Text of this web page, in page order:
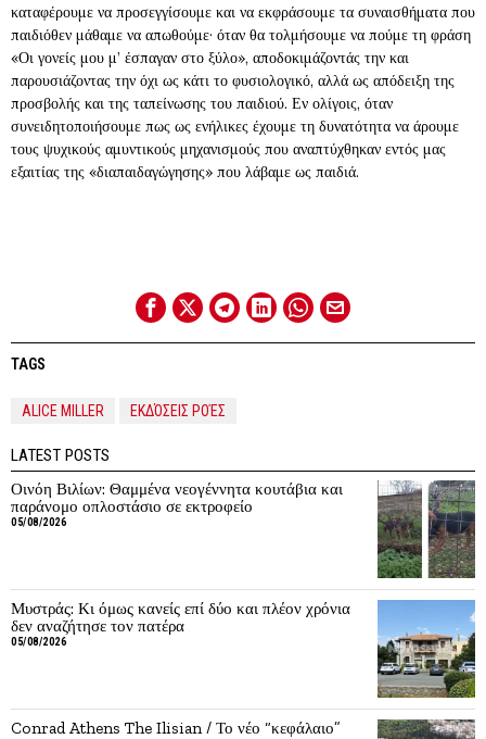
καταφέρουμε να προσεγγίσουμε και να εκφράσουμε τα συναισθήματα που
παιδιόθεν μάθαμε να απωθούμε· όταν θα τολμήσουμε να πούμε τη φράση
«Οι γονείς μου μ’ έσπαγαν στο ξύλο», αποδοκιμάζοντάς την και
παρουσιάζοντας την όχι ως κάτι το φυσιολογικό, αλλά ως απόδειξη της
προσβολής και της ταπείνωσης του παιδιού. Εν ολίγοις, όταν
συνειδητοποιήσουμε πως ως ενήλικες έχουμε τη δυνατότητα να άρουμε
τους ψυχικούς αμυντικούς μηχανισμούς που αναπτύχθηκαν εντός μας
εξαιτίας της «διαπαιδαγώγησης» που λάβαμε ως παιδιά.
TAGS
ALICE MILLER ΕΚΔΌΣΕΙΣ ΡΟΈΣ
LATEST POSTS
Οινόη Βιλίων: Θαμμένα νεογέννητα κουτάβια και
παράνομο οπλοστάσιο σε εκτροφείο
05/08/2026
Μυστράς: Κι όμως κανείς επί δύο και πλέον χρόνια
δεν αναζήτησε τον πατέρα
05/08/2026
Conrad Athens The Ilisian / Το νέο “κεφάλαιο”